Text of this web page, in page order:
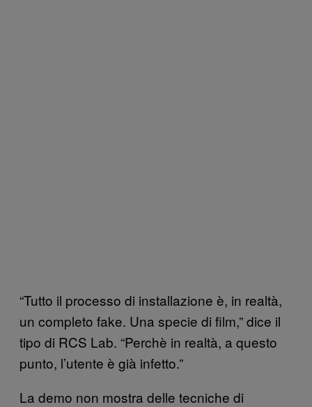
“Tutto il processo di installazione è, in realtà,
un completo fake. Una specie di film,” dice il
tipo di RCS Lab. “Perchè in realtà, a questo
punto, l’utente è già infetto.”
La demo non mostra delle tecniche di